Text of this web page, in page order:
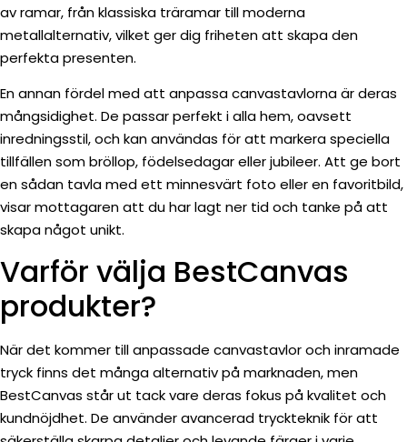
av ramar, från klassiska träramar till moderna
metallalternativ, vilket ger dig friheten att skapa den
perfekta presenten.
En annan fördel med att anpassa canvastavlorna är deras
mångsidighet. De passar perfekt i alla hem, oavsett
inredningsstil, och kan användas för att markera speciella
tillfällen som bröllop, födelsedagar eller jubileer. Att ge bort
en sådan tavla med ett minnesvärt foto eller en favoritbild,
visar mottagaren att du har lagt ner tid och tanke på att
skapa något unikt.
Varför välja BestCanvas
produkter?
När det kommer till anpassade canvastavlor och inramade
tryck finns det många alternativ på marknaden, men
BestCanvas står ut tack vare deras fokus på kvalitet och
kundnöjdhet. De använder avancerad tryckteknik för att